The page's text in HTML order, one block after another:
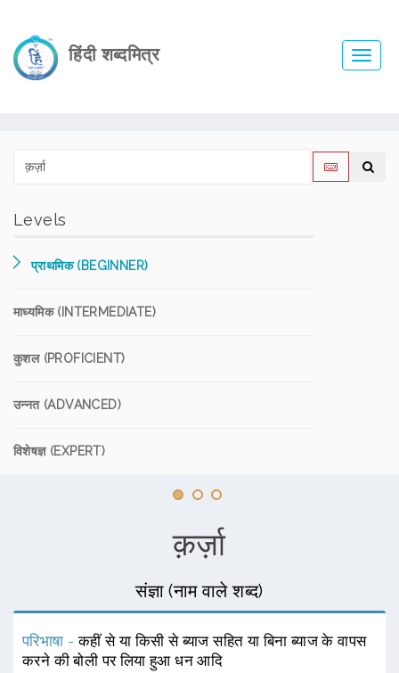
हिंदी शब्दमित्र
Levels
प्राथमिक (BEGINNER)
माध्यमिक (INTERMEDIATE)
कुशल (PROFICIENT)
उन्नत (ADVANCED)
विशेषज्ञ (EXPERT)
क़र्ज़ा
संज्ञा (नाम वाले शब्द)
परिभाषा -कहीं से या किसी से ब्याज सहित या बिना ब्याज के वापस
करने की बोली पर लिया हुआ धन आदि